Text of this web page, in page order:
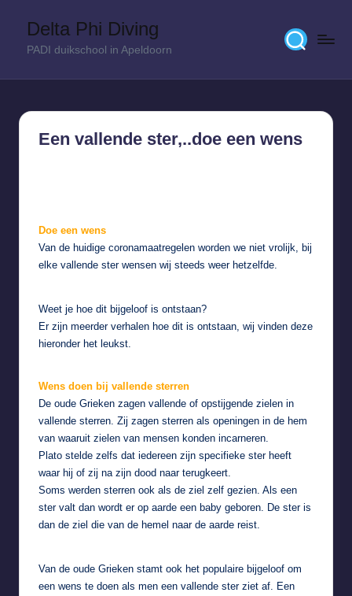
Delta Phi Diving
PADI duikschool in Apeldoorn
Een vallende ster,..doe een wens
Doe een wens
Van de huidige coronamaatregelen worden we niet vrolijk, bij
elke vallende ster wensen wij steeds weer hetzelfde.
Weet je hoe dit bijgeloof is ontstaan?
Er zijn meerder verhalen hoe dit is ontstaan, wij vinden deze
hieronder het leukst.
Wens doen bij vallende sterren
De oude Grieken zagen vallende of opstijgende zielen in
vallende sterren. Zij zagen sterren als openingen in de hem
van waaruit zielen van mensen konden incarneren.
Plato stelde zelfs dat iedereen zijn specifieke ster heeft
waar hij of zij na zijn dood naar terugkeert.
Soms werden sterren ook als de ziel zelf gezien. Als een
ster valt dan wordt er op aarde een baby geboren. De ster is
dan de ziel die van de hemel naar de aarde reist.
Van de oude Grieken stamt ook het populaire bijgeloof om
een wens te doen als men een vallende ster ziet af. Een